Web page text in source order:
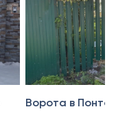
Ворота в